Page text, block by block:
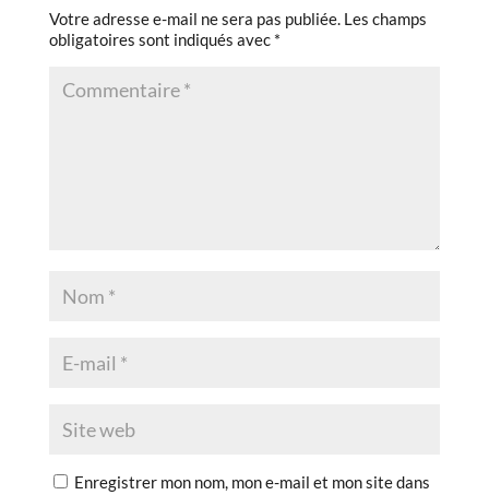
Votre adresse e-mail ne sera pas publiée. Les champs
obligatoires sont indiqués avec *
Enregistrer mon nom, mon e-mail et mon site dans